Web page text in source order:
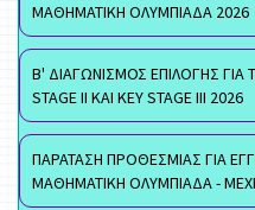
ΜΑΘΗΜΑΤΙΚΗ ΟΛΥΜΠΙΑΔΑ 2026
Β' ΔΙΑΓΩΝΙΣΜΟΣ ΕΠΙΛΟΓΗΣ ΓΙΑ
STAGE II ΚΑΙ KEY STAGE III 2026
ΠΑΡΑΤΑΣΗ ΠΡΟΘΕΣΜΙΑΣ ΓΙΑ
ΜΑΘΗΜΑΤΙΚΗ ΟΛΥΜΠΙΑΔΑ -